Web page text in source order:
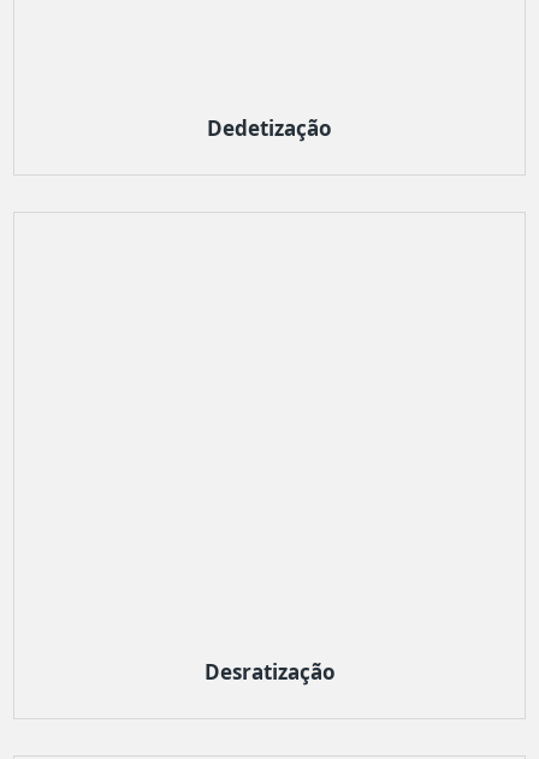
Dedetização
Desratização